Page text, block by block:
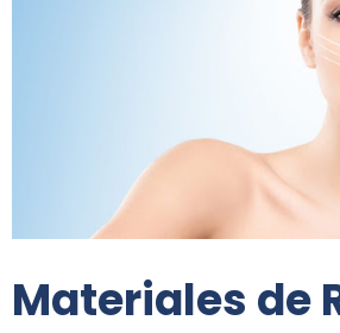
Materiales de